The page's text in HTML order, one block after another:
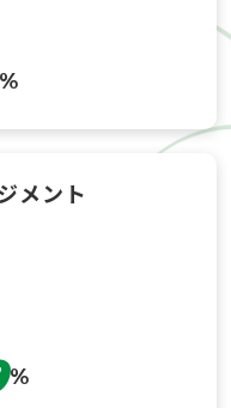
メント
%